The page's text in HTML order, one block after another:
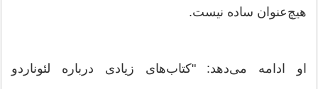
هیچ‌عنوان ساده نیست.
او ادامه می‌دهد: "کتاب‌های زیادی درباره لئوناردو